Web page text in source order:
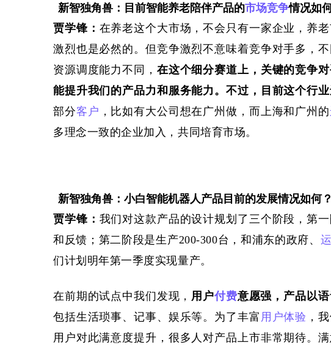
新智独角兽：目前智能养老陪伴产品的市场竞争情况如
贾学锋： 在养老这个大市场 ，不会只有一家企业， 养
激烈也是必然的。 但竞争激烈不意味着竞争对手多 ，
资源调度能力不同， 在这个细分赛道上， 关键的竞争
能提升我们的产品力和服务能力。不过，目前这个行
部分客户 ，比如有大公司想在广州做，而上海和广州的
多理念一致的企业加入，共同培育市场。
新智独角兽：小白智能机器人产品目前的发展情况如何？
贾学锋： 我们对这款产品的设计规划了三个阶段，第
和反馈； 第二阶段是生产200-300台，和浦东的政府、
们计划 明年第一季度实现量产。
在前期的试点中我们发现， 用户付费意愿强，产品以
包括生活琐事、记事、娱乐等。 为了丰富 用户体验 ，
用户对此满意度提升，很多人对产品上市非常期待。